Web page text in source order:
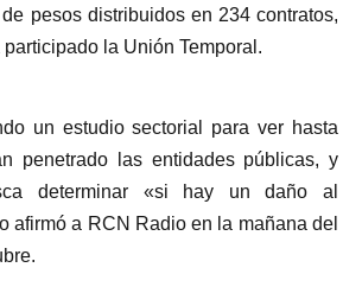
pesos distribuidos en 234 contratos,
la Unión Temporal.
un estudio sectorial para ver hasta
penetrado las entidades públicas, y
determinar «si hay un daño al
afirmó a RCN Radio en la mañana del